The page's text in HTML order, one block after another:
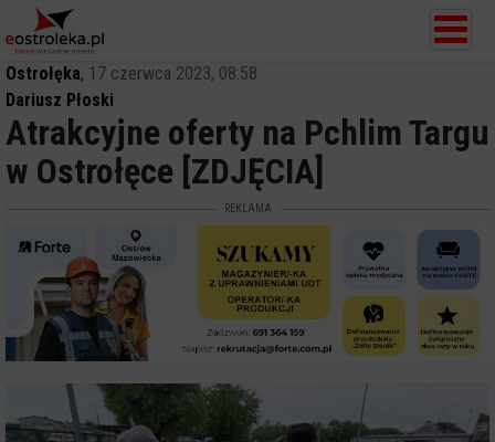
Ostrołęka, 17 czerwca 2023, 08:58
Dariusz Płoski
Atrakcyjne oferty na Pchlim Targu
w Ostrołęce [ZDJĘCIA]
REKLAMA